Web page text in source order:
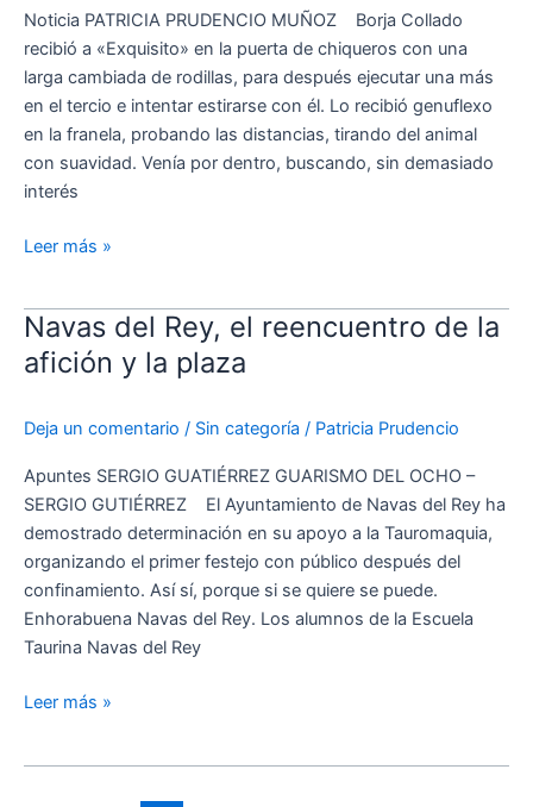
Noticia PATRICIA PRUDENCIO MUÑOZ Borja Collado
recibió a «Exquisito» en la puerta de chiqueros con una
larga cambiada de rodillas, para después ejecutar una más
en el tercio e intentar estirarse con él. Lo recibió genuflexo
en la franela, probando las distancias, tirando del animal
con suavidad. Venía por dentro, buscando, sin demasiado
interés
su
festejo
Leer más »
Navas del Rey, el reencuentro de la
afición y la plaza
Deja un comentario / Sin categoría / Patricia Prudencio
Apuntes SERGIO GUATIÉRREZ GUARISMO DEL OCHO –
SERGIO GUTIÉRREZ El Ayuntamiento de Navas del Rey ha
demostrado determinación en su apoyo a la Tauromaquia,
organizando el primer festejo con público después del
confinamiento. Así sí, porque si se quiere se puede.
Enhorabuena Navas del Rey. Los alumnos de la Escuela
Taurina Navas del Rey
Navas
del
Rey,
reencuentro
de
la
afición
plaza
Leer más »